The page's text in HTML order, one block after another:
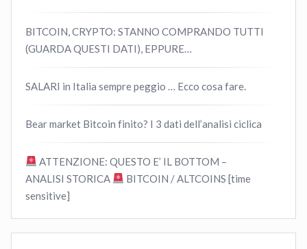
BITCOIN, CRYPTO: STANNO COMPRANDO TUTTI
(GUARDA QUESTI DATI), EPPURE…
SALARI in Italia sempre peggio … Ecco cosa fare.
Bear market Bitcoin finito? I 3 dati dell’analisi ciclica
ATTENZIONE: QUESTO E’ IL BOTTOM –
ANALISI STORICA
BITCOIN / ALTCOINS [time
sensitive]